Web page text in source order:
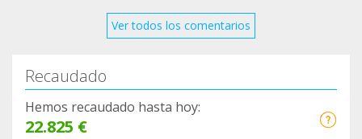
Ver todos los comentarios
Recaudado
Hemos recaudado hasta hoy:
22.825 €